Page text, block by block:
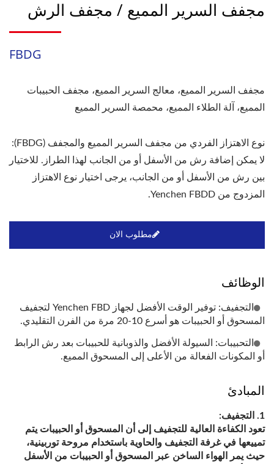
مجفف السرير المميع / مجفف الرش
FBDG
مجفف السرير المميع، معالج السرير المميع، مجفف الحبيبات
المميع، آلة الطلاء المميع، محمصة السرير المميع
نوع الاهتزاز الفردي من مجفف السرير المميع والمجفف (FBDG):
لا يمكن إضافة رش من الأسفل أو من الجانب لهذا الطراز. للاختيار
بين رش من الأسفل أو من الجانب، يرجى اختيار نوع الاهتزاز
المزدوج من Yenchen FBDD.
مطلوب الان
الوظائف
التجفيف: توفير الوقت الأفضل لجهاز Yenchen FBD لتجفيف
المسحوق أو الحبيبات هو أسرع 10-20 مرة من الفرن التقليدي.
التحبيبات: السيولة الأفضل والذوبانية للحبيبات بعد رش الرابط
أو المكونات الفعالة من الأعلى إلى المسحوق المميع.
المبادئ
التجفيف:
تعود الكفاءة العالية للتجفيف إلى أن المسحوق أو الحبيبات يتم
تمييعها في غرفة التجفيف والحاوية باستخدام مروحة توربينية،
حيث يمر الهواء الساخن عبر المسحوق أو الحبيبات من الأسفل